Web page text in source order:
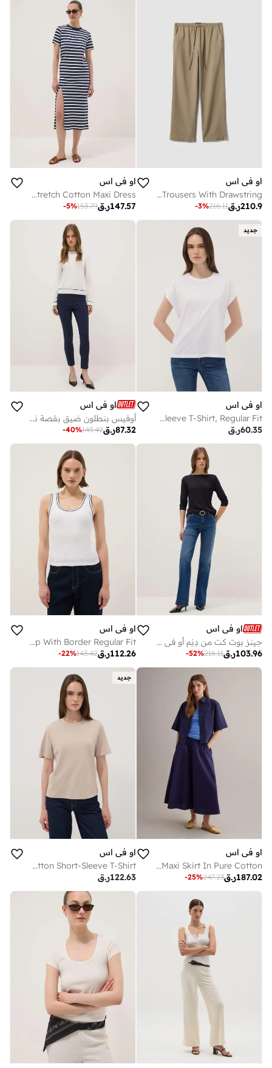
او في اس
OVS Beige Viscose And Linen Blend Straight-Fit Trousers With Drawstring
ر.ق210.9
216.11
-3%
او في اس
OVS Blue Striped Stretch Cotton Maxi Dress
ر.ق147.57
153.79
-5%
جديد
او في اس
OVS White Pure Cotton Short-Sleeve T-Shirt, Regular Fit
ر.ق60.35
او في اس
أوفيس بنطلون ضيق بقصة نحيفة
ر.ق87.32
143.42
-40%
او في اس
جينز بوت كت من دِنِم أو في إس
ر.ق103.96
216.11
-52%
او في اس
OVS White Stretch Cotton Tank Top With Border Regular Fit
ر.ق112.26
143.42
-22%
او في اس
OVS Blue Maxi Skirt In Pure Cotton
ر.ق187.02
247.23
-25%
جديد
او في اس
OVS Beige Relaxed-Fit Pure Cotton Short-Sleeve T-Shirt
ر.ق122.63